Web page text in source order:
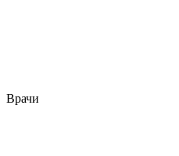
Врачи